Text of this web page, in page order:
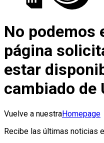
No podemos
página
estar
cambiado de
Vuelve a nuestraHomepage
Recibe las últimas noticias